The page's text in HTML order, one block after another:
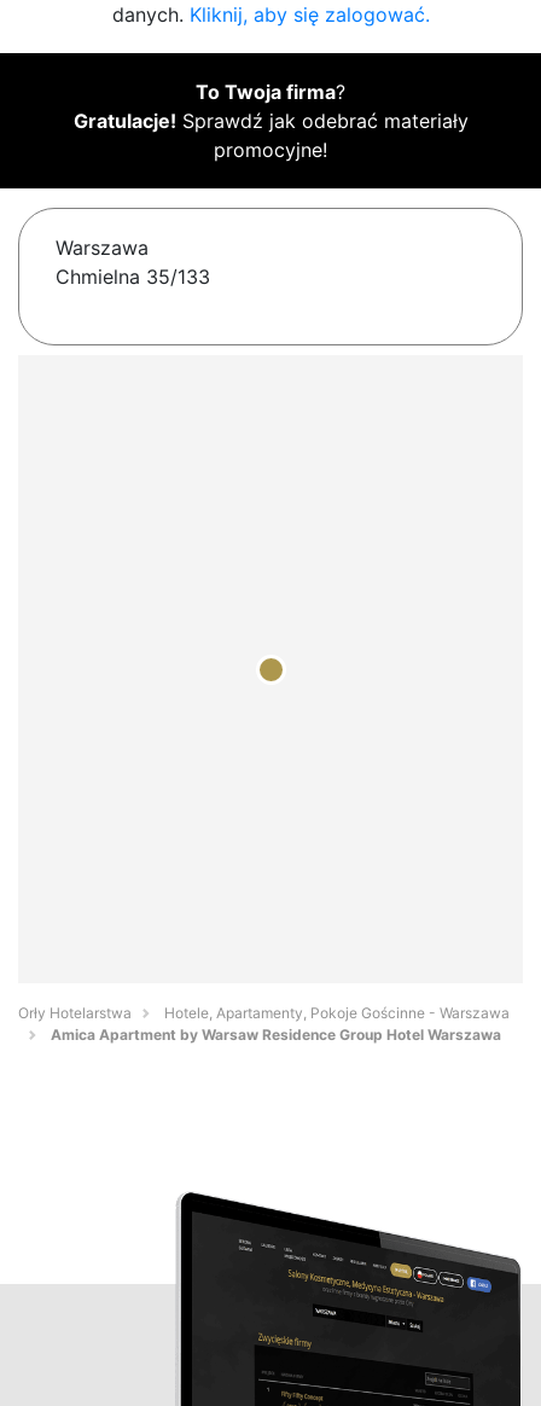
danych. Kliknij, aby się zalogować.
To Twoja firma?
Gratulacje! Sprawdź jak odebrać materiały
promocyjne!
Warszawa
Chmielna 35/133
Orły Hotelarstwa
Hotele, Apartamenty, Pokoje Gościnne - Warszawa
Amica Apartment by Warsaw Residence Group Hotel Warszawa